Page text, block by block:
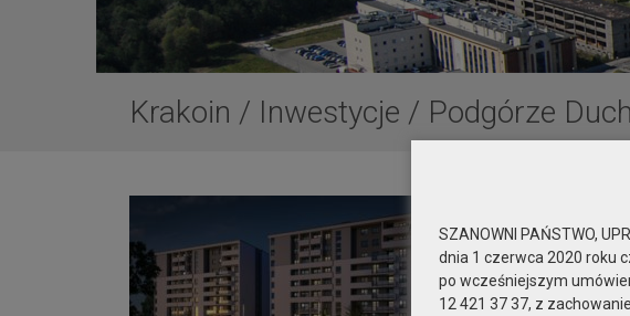
Krakoin / Inwestycje / Podgórze
SZANOWNI PAŃSTWO,
dnia 1 czerwca 2020 roku
po wcześniejszym
12 421 37 37, z